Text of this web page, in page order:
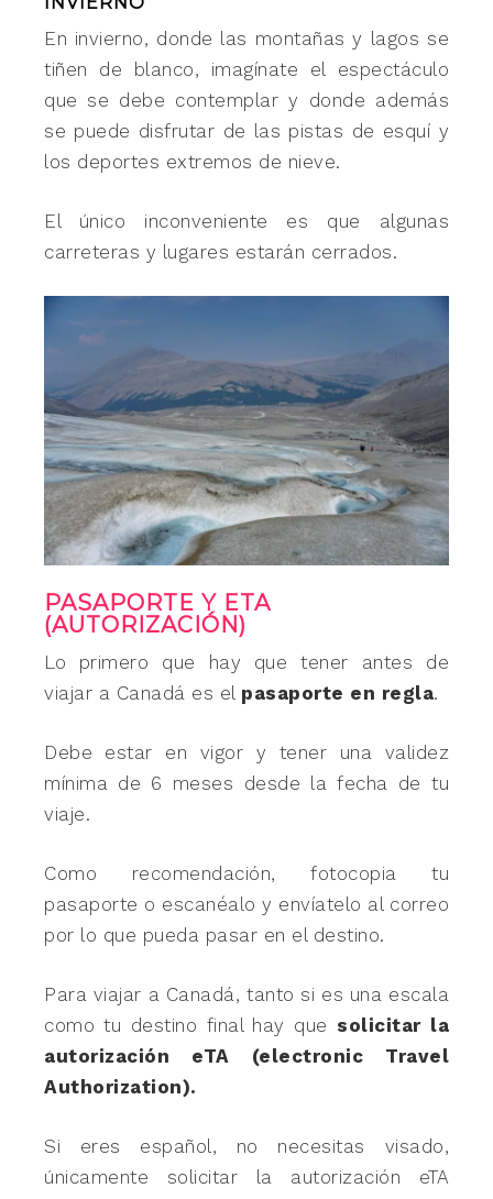
En invierno, donde las montañas y lagos se
tiñen de blanco, imagínate el espectáculo
que se debe contemplar y donde además
se puede disfrutar de las pistas de esquí y
los deportes extremos de nieve.
El único inconveniente es que algunas
carreteras y lugares estarán cerrados.
PASAPORTE Y ETA
(AUTORIZACIÓN)
Lo primero que hay que tener antes de
viajar a Canadá es el pasaporte en regla.
Debe estar en vigor y tener una validez
mínima de 6 meses desde la fecha de tu
viaje.
Como recomendación, fotocopia tu
pasaporte o escanéalo y envíatelo al correo
por lo que pueda pasar en el destino.
Para viajar a Canadá, tanto si es una escala
como tu destino final hay que solicitar la
autorización eTA (electronic Travel
Authorization).
Si eres español, no necesitas visado,
únicamente solicitar la autorización eTA